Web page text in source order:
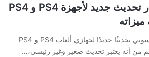
سوني تصدر تحديث جديد لأجهزة PS4 و PS4
أصدرت شركة سوني تحديثًا جديدًا لجهازي ألعاب PS4 و PS4